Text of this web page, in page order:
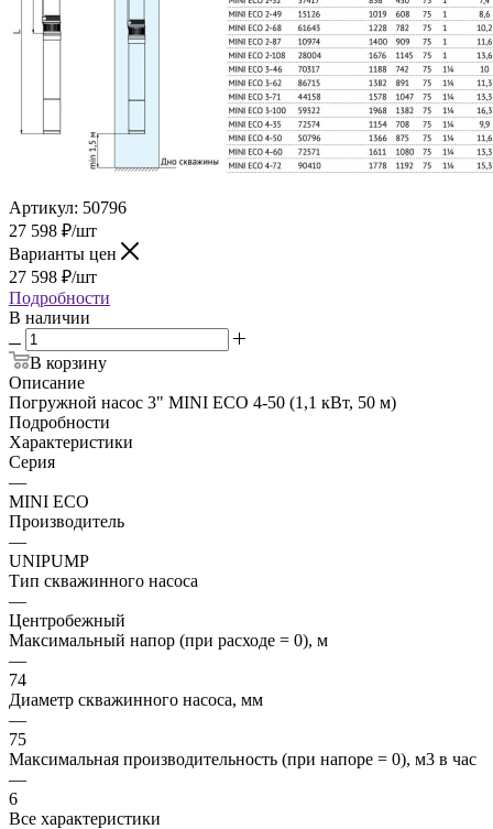
Артикул: 50796
27 598 ₽/шт
Варианты цен
27 598 ₽/шт
Подробности
В наличии
В корзину
Описание
Погружной насос 3" MINI ECO 4-50 (1,1 кВт, 50 м)
Подробности
Характеристики
Серия
—
MINI ЕСО
Производитель
—
UNIPUMP
Тип скважинного насоса
—
Центробежный
Максимальный напор (при расходе = 0), м
—
74
Диаметр скважинного насоса, мм
—
75
Максимальная производительность (при напоре = 0), м3 в час
—
6
Все характеристики